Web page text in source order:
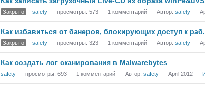
Закрыто safety просмотры: 573 1 комментарий Автор: safety
Как избавиться от банеров, блокирующих доступ к
Закрыто safety просмотры: 323 1 комментарий Автор: safety
Как создать лог сканирования в Malwarebytes
safety просмотры: 693 1 комментарий Автор: safety April 2012